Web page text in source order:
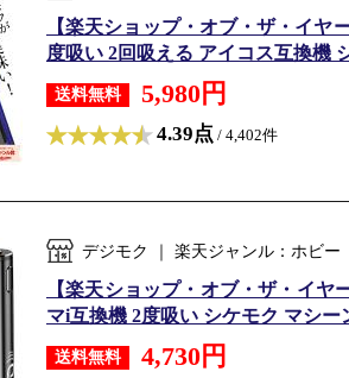
【楽天ショップ・オブ・ザ・イヤ
度吸い 2回吸える アイコス互換機
送料無料 5,980円
4.39点 / 4,402件
デジモク ｜ 楽天ジャンル：ホビー
【楽天ショップ・オブ・ザ・イヤ
マi互換機 2度吸い シケモク マシー
送料無料 4,730円